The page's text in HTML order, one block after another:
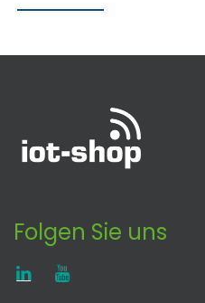
Folgen Sie uns